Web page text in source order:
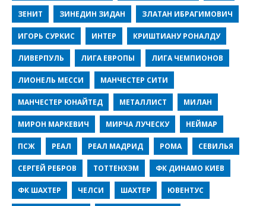
ЗЕНИТ ЗИНЕДИН ЗИДАН ЗЛАТАН ИБРАГИМОВИЧ
ИГОРЬ СУРКИС ИНТЕР КРИШТИАНУ РОНАЛДУ
ЛИВЕРПУЛЬ ЛИГА ЕВРОПЫ ЛИГА ЧЕМПИОНОВ
ЛИОНЕЛЬ МЕССИ МАНЧЕСТЕР СИТИ
МАНЧЕСТЕР ЮНАЙТЕД МЕТАЛЛИСТ МИЛАН
МИРОН МАРКЕВИЧ МИРЧА ЛУЧЕСКУ НЕЙМАР
ПСЖ РЕАЛ РЕАЛ МАДРИД РОМА СЕВИЛЬЯ
СЕРГЕЙ РЕБРОВ ТОТТЕНХЭМ ФК ДИНАМО КИЕВ
ФК ШАХТЕР ЧЕЛСИ ШАХТЕР ЮВЕНТУС